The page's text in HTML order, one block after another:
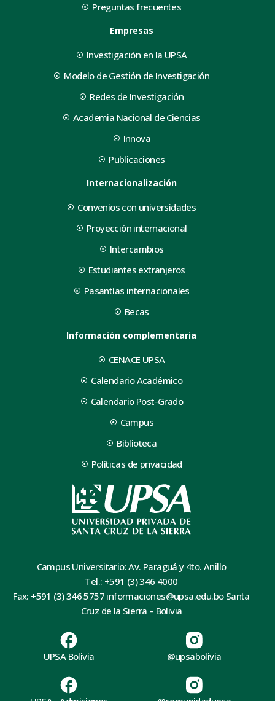
Preguntas frecuentes
Empresas
Investigación en la UPSA
Modelo de Gestión de Investigación
Redes de Investigación
Academia Nacional de Ciencias
Innova
Publicaciones
Internacionalización
Convenios con universidades
Proyección internacional
Intercambios
Estudiantes extranjeros
Pasantías internacionales
Becas
Información complementaria
CENACE UPSA
Calendario Académico
Calendario Post-Grado
Campus
Biblioteca
Políticas de privacidad
Campus Universitario: Av. Paraguá y 4to. Anillo
Tel.: +591 (3) 346 4000
Fax: +591 (3) 346 5757 informaciones@upsa.edu.bo Santa
Cruz de la Sierra – Bolivia
UPSA Bolivia @upsabolivia